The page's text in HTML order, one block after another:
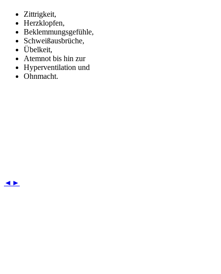
Zittrigkeit,
Herzklopfen,
Beklemmungsgefühle,
Schweißausbrüche,
Übelkeit,
Atemnot bis hin zur
Hyperventilation und
Ohnmacht.
◄ ►